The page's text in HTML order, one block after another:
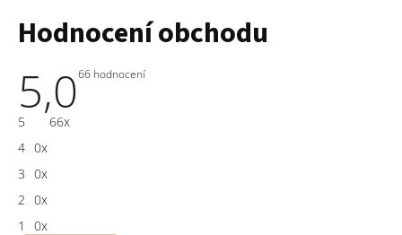
Hodnocení obchodu
5,0Průměrné
66 hodnocení
5
66x
4 0x
3 0x
2 0x
1
0x